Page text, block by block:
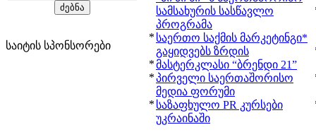
საიტის სპონსორები
სამსახურის სასწავლო
პროგრამა
* საერთო საქმის მარკეტინგი*
გაყიდვებს ზრდის
*მასტერკლასი “ბრენდი 21”
*პირველი საერთაშორისო
მედია ფორუმი
* საზაფხულო PR კურსები
უკრაინაში